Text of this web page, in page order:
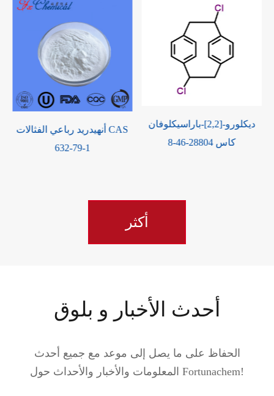
أنهيدريد رباعي الفثالات CAS
632-79-1
ديكلورو-[2,2]-باراسيكلوفان
كاس 28804-46-8
أكثر
أحدث الأخبار و بلوق
الحفاظ على ما يصل إلى موعد مع جميع أحدث
المعلومات والأخبار والأحداث حول Fortunachem!